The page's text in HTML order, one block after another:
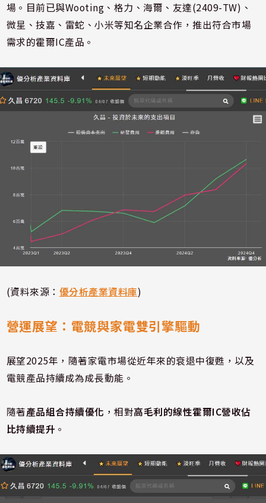
場。目前已與Wooting、格力、海爾、友達(2409-TW)、
微星、技嘉、雷蛇、小米等知名企業合作，推出符合市場
需求的霍爾IC產品。
(資料來源： 優分析產業資料庫)
營運展望：電競與家電雙引擎驅動
展望2025年，隨著家電市場從近年來的衰退中復甦，以及
電競產品持續成為成長動能。
隨著產品組合持續優化 ，相對高毛利的線性霍爾IC營收佔
比持續提升 。